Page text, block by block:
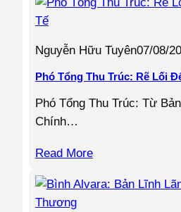
Nguyễn Hữu Tuyên07/08/
Phó Tổng Thu Trúc: Rẽ Lối
Phó Tổng Thu Trúc: Từ
Chính…
Read More